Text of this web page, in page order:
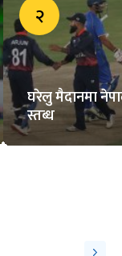
२
घरेलु मैदानमा
स्तब्ध